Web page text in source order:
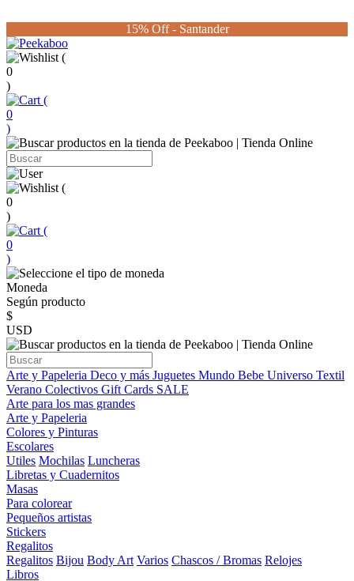
15% Off - Santander
(
0
)
(
0
)
(
0
)
(
0
)
Moneda
Según producto
$
USD
Arte y Papeleria Deco y más Juguetes Mundo Bebe Universo Textil
Verano Colectivos Gift Cards SALE
Arte para los mas grandes
Arte y Papeleria
Colores y Pinturas
Escolares
Utiles Mochilas Luncheras
Libretas y Cuadernitos
Masas
Para colorear
Pequeños artistas
Stickers
Regalitos
Regalitos Bijou Body Art Varios Chascos / Bromas Relojes
Libros